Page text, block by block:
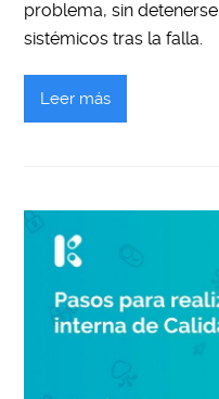
problema, sin
sistémicos tras la falla.
Leer más